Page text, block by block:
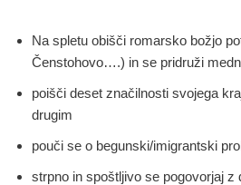
Na spletu obišči romarsko božjo
Čenstohovo….) in se pridruži
poišči deset značilnosti svojega
drugim
pouči se o begunski/imigrantski
strpno in spoštljivo se pogovorjaj z